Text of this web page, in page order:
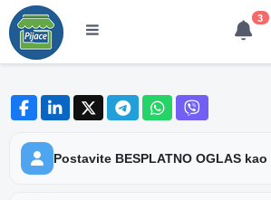
3
Postavite BESPLATNO OGLAS